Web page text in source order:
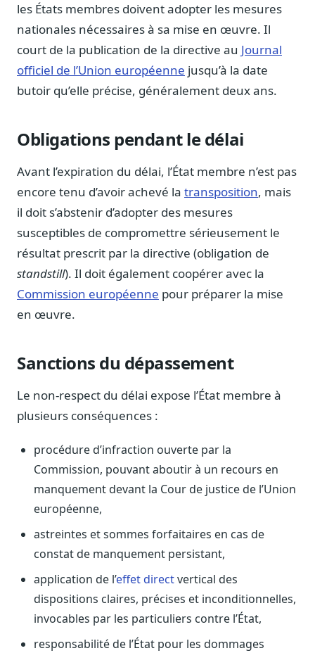
Fiches parlementaires
Parcours, mandats, prises de position
Registre HATVP
Cartographier l'influence sur un dossier
Affaires publiques
Cabinets, DRI, consultants en lobbying
Affaires réglementaires
Fédérations & plaidoyer
Parlementaires
Préparez vos interventions et amendements
Journalistes
Données exhaustives pour vos travaux académiques
Suivi par secteur
11 secteurs : énergie, santé, finance, numérique…
Six cas pour gagner du temps
Conseil (Advisory)
Consultants seniors, plateforme Legiwatch incluse
Guides pratiques
17 guides sur le Parlement, la procédure, le plaidoyer
Blog & Podcast Hémicycle
Analyses, méthodes, coulisses
les États membres doivent adopter les mesures
nationales nécessaires à sa mise en œuvre. Il
court de la publication de la directive au Journal
officiel de l’Union européenne jusqu’à la date
butoir qu’elle précise, généralement deux ans.
Obligations pendant le délai
Avant l’expiration du délai, l’État membre n’est pas
encore tenu d’avoir achevé la transposition, mais
il doit s’abstenir d’adopter des mesures
susceptibles de compromettre sérieusement le
résultat prescrit par la directive (obligation de
standstill). Il doit également coopérer avec la
Commission européenne pour préparer la mise
en œuvre.
Sanctions du dépassement
Le non-respect du délai expose l’État membre à
plusieurs conséquences :
procédure d’infraction ouverte par la
Commission, pouvant aboutir à un recours en
manquement devant la Cour de justice de l’Union
européenne,
astreintes et sommes forfaitaires en cas de
constat de manquement persistant,
application de l’effet directvertical des
dispositions claires, précises et inconditionnelles,
invocables par les particuliers contre l’État,
responsabilité de l’État pour les dommages